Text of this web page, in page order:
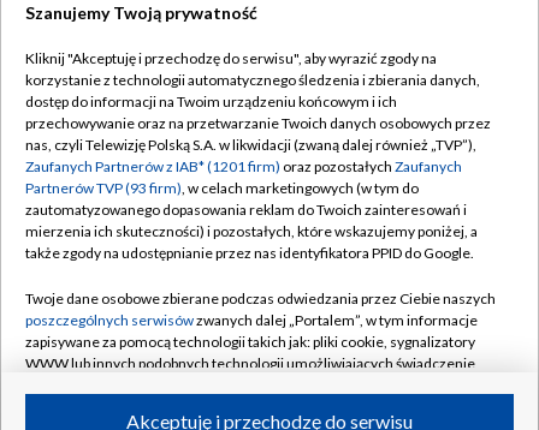
TVP
Abonament TVP
Emisja w TVP
Centrum informacji TVP
Naziemna Telewizja Cyfrowa
Rada Programowa
System NOS
Informacje o nadawcy
Regulamin TVP
Polityka prywatności
Moje zgody
Pomoc
Kontakt
Kanały
Szanujemy Twoją prywatność
Kliknij "Akceptuję i przechodzę do serwisu", aby wyrazić zgody na
korzystanie z technologii automatycznego śledzenia i zbierania danych,
dostęp do informacji na Twoim urządzeniu końcowym i ich
przechowywanie oraz na przetwarzanie Twoich danych osobowych przez
nas, czyli Telewizję Polską S.A. w likwidacji (zwaną dalej również „TVP”),
Zaufanych Partnerów z IAB* (1201 firm) oraz pozostałych Zaufanych
Partnerów TVP (93 firm), w celach marketingowych (w tym do
zautomatyzowanego dopasowania reklam do Twoich zainteresowań i
mierzenia ich skuteczności) i pozostałych, które wskazujemy poniżej, a
także zgody na udostępnianie przez nas identyfikatora PPID do Google.
Twoje dane osobowe zbierane podczas odwiedzania przez Ciebie naszych
poszczególnych serwisówzwanych dalej „Portalem”, w tym informacje
zapisywane za pomocą technologii takich jak: pliki cookie, sygnalizatory
WWW lub innych podobnych technologii umożliwiających świadczenie
Akceptuję i przechodzę do serwisu